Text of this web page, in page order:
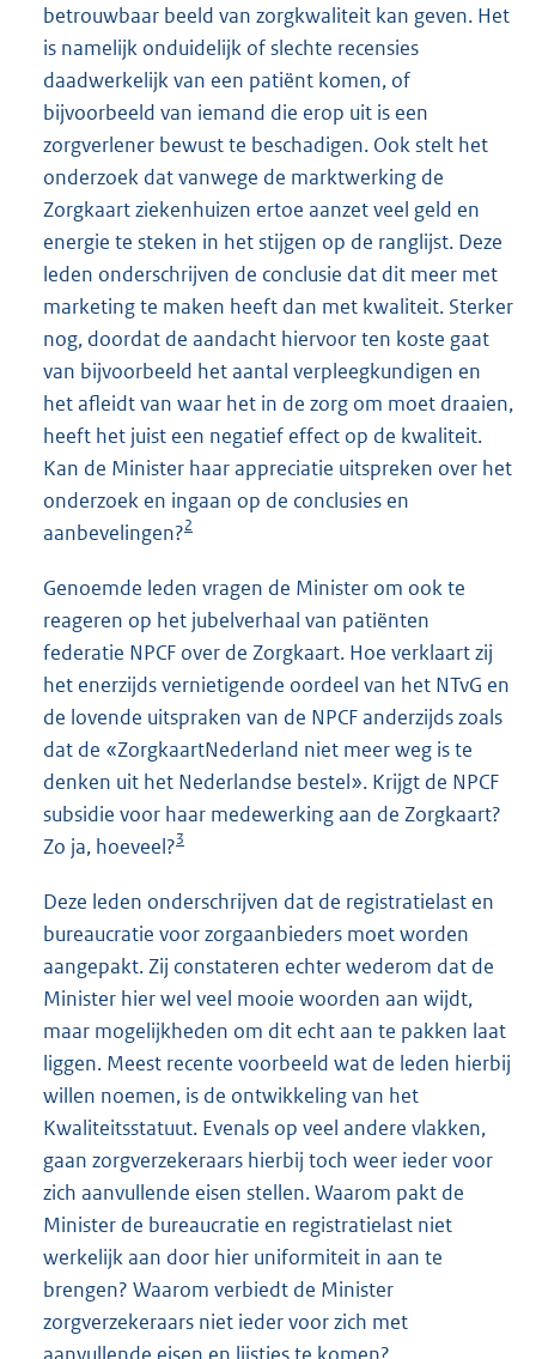
betrouwbaar beeld van zorgkwaliteit kan geven. Het
is namelijk onduidelijk of slechte recensies
daadwerkelijk van een patiënt komen, of
bijvoorbeeld van iemand die erop uit is een
zorgverlener bewust te beschadigen. Ook stelt het
onderzoek dat vanwege de marktwerking de
Zorgkaart ziekenhuizen ertoe aanzet veel geld en
energie te steken in het stijgen op de ranglijst. Deze
leden onderschrijven de conclusie dat dit meer met
marketing te maken heeft dan met kwaliteit. Sterker
nog, doordat de aandacht hiervoor ten koste gaat
van bijvoorbeeld het aantal verpleegkundigen en
het afleidt van waar het in de zorg om moet draaien,
heeft het juist een negatief effect op de kwaliteit.
Kan de Minister haar appreciatie uitspreken over het
onderzoek en ingaan op de conclusies en
aanbevelingen?2
Genoemde leden vragen de Minister om ook te
reageren op het jubelverhaal van patiënten
federatie NPCF over de Zorgkaart. Hoe verklaart zij
het enerzijds vernietigende oordeel van het NTvG en
de lovende uitspraken van de NPCF anderzijds zoals
dat de «ZorgkaartNederland niet meer weg is te
denken uit het Nederlandse bestel». Krijgt de NPCF
subsidie voor haar medewerking aan de Zorgkaart?
Zo ja, hoeveel?3
Deze leden onderschrijven dat de registratielast en
bureaucratie voor zorgaanbieders moet worden
aangepakt. Zij constateren echter wederom dat de
Minister hier wel veel mooie woorden aan wijdt,
maar mogelijkheden om dit echt aan te pakken laat
liggen. Meest recente voorbeeld wat de leden hierbij
willen noemen, is de ontwikkeling van het
Kwaliteitsstatuut. Evenals op veel andere vlakken,
gaan zorgverzekeraars hierbij toch weer ieder voor
zich aanvullende eisen stellen. Waarom pakt de
Minister de bureaucratie en registratielast niet
werkelijk aan door hier uniformiteit in aan te
brengen? Waarom verbiedt de Minister
zorgverzekeraars niet ieder voor zich met